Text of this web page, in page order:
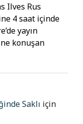
Ilves Rus
4 saat içinde
yayın
konuşan
Saklı için